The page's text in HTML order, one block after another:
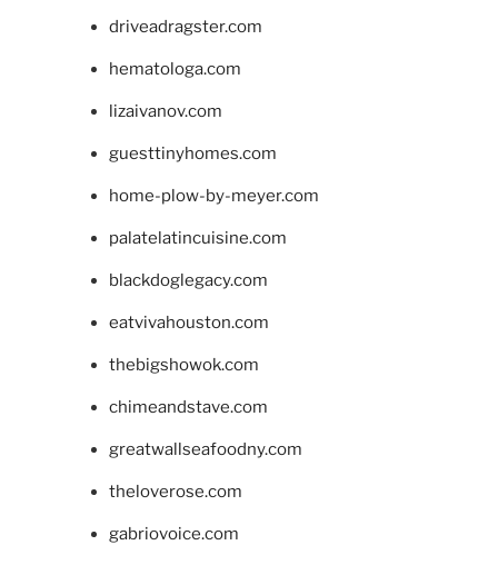
driveadragster.com
hematologa.com
lizaivanov.com
guesttinyhomes.com
home-plow-by-meyer.com
palatelatincuisine.com
blackdoglegacy.com
eatvivahouston.com
thebigshowok.com
chimeandstave.com
greatwallseafoodny.com
theloverose.com
gabriovoice.com